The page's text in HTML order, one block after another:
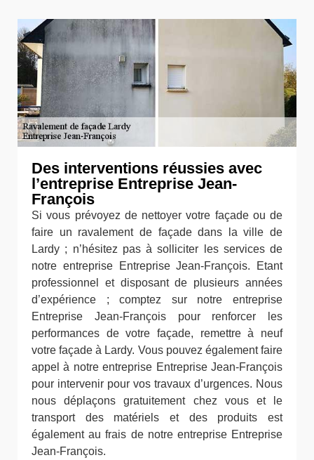
Des interventions réussies avec
l’entreprise Entreprise Jean-
François
Si vous prévoyez de nettoyer votre façade ou de
faire un ravalement de façade dans la ville de
Lardy ; n’hésitez pas à solliciter les services de
notre entreprise Entreprise Jean-François. Etant
professionnel et disposant de plusieurs années
d’expérience ; comptez sur notre entreprise
Entreprise Jean-François pour renforcer les
performances de votre façade, remettre à neuf
votre façade à Lardy. Vous pouvez également faire
appel à notre entreprise Entreprise Jean-François
pour intervenir pour vos travaux d’urgences. Nous
nous déplaçons gratuitement chez vous et le
transport des matériels et des produits est
également au frais de notre entreprise Entreprise
Jean-François.